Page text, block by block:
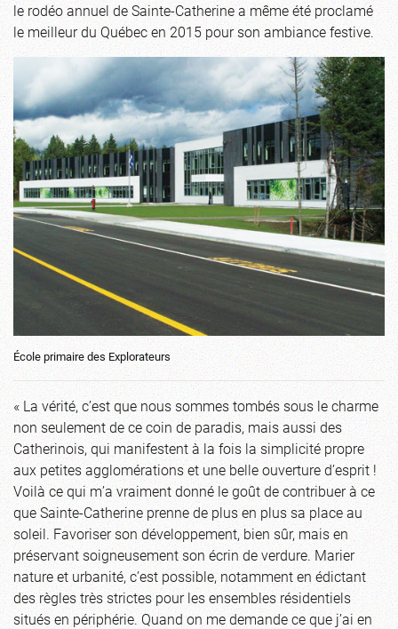
le rodéo annuel de Sainte-Catherine a même été proclamé
le meilleur du Québec en 2015 pour son ambiance festive.
École primaire des Explorateurs
« La vérité, c’est que nous sommes tombés sous le charme
non seulement de ce coin de paradis, mais aussi des
Catherinois, qui manifestent à la fois la simplicité propre
aux petites agglomérations et une belle ouverture d’esprit !
Voilà ce qui m’a vraiment donné le goût de contribuer à ce
que Sainte-Catherine prenne de plus en plus sa place au
soleil. Favoriser son développement, bien sûr, mais en
préservant soigneusement son écrin de verdure. Marier
nature et urbanité, c’est possible, notamment en édictant
des règles très strictes pour les ensembles résidentiels
situés en périphérie. Quand on me demande ce que j’ai en